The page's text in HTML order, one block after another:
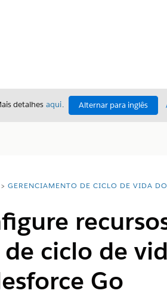
detalhes aqui. Alternar para inglês
GERENCIAMENTO DE CICLO DE VIDA
ciclo de
Go